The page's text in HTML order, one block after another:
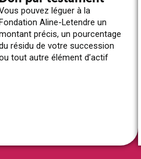
pouvez léguer à la
Aline-Letendre un
précis, un pourcentage
résidu de votre succession
tout autre élément d’actif